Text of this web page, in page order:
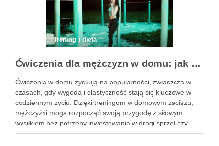
Trening i dieta
Ćwiczenia dla mężczyzn w domu: jak zacząć i utrzymać motywację
Ćwiczenia w domu zyskują na popularności, zwłaszcza w
czasach, gdy wygoda i elastyczność stają się kluczowe w
codziennym życiu. Dzięki treningom w domowym zaciszu,
mężczyźni mogą rozpocząć swoją przygodę z siłowym
wysiłkiem bez potrzeby inwestowania w drogi sprzęt czy
dojazdy do siłowni. Regularne ćwiczenia, które można